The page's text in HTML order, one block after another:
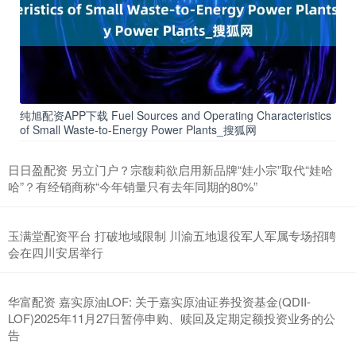
纯旭配资APP下载 Fuel Sources and Operating Characteristics
of Small Waste-to-Energy Power Plants_搜狐网
日日盈配资 另立门户？宗馥莉欲启用新品牌“娃小宗”取代“娃哈
哈”？有经销商称“今年销量只有去年同期的80%”
玉满堂配资平台 打破地域限制 川渝五地退役军人军属专场招聘
会在四川安居举行
华富配资 嘉实原油LOF: 关于嘉实原油证券投资基金(QDII-
LOF)2025年11月27日暂停申购、赎回及定期定额投资业务的公
告